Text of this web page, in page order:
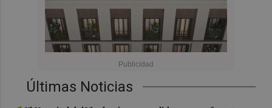
Últimas Noticias